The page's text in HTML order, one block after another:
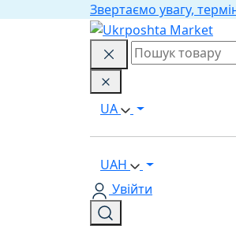
Звертаємо увагу,
UA
UAH
Увійти